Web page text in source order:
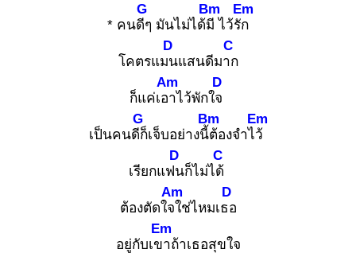
* คนดีๆ
G
มันไม่ได้มี
Bm
ไว้รัก
Em
โคตรแมน
D
แสนดีมาก
C
ก็แค่เอา
Am
ไว้พักใจ
D
เป็นคนดีก็
G
เจ็บอย่างนี้ต้
Bm
องจำไว้
Em
เรียกแฟน
D
ก็ไม่ได้
C
ต้องตัดใจใ
Am
ช่ไหมเธอ
D
อยู่กับเขา
Em
ถ้าเธอสุขใจ